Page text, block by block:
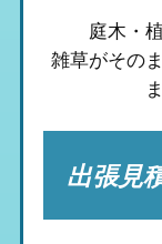
庭木・
雑草がそのま
出張見